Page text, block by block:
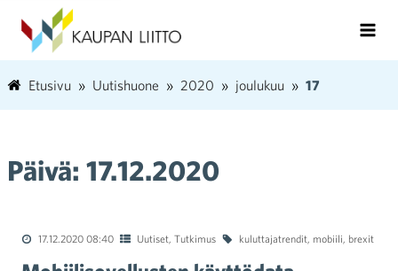
Etusivu Uutishuone 2020 joulukuu 17
Päivä: 17.12.2020
17.12.2020 08:40 Uutiset, Tutkimus kuluttajatrendit, mobiili, brexit